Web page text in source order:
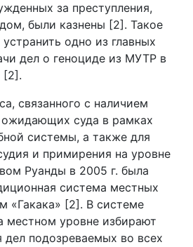
за преступления,
были казнены [2]. Такое
одно из главных
дел о геноциде из МУТР в
[2].
связанного с наличием
суда в рамках
системы, а также для
и примирения на уровне
Руанды в 2005 г. была
система местных
«Гакака» [2]. В системе
местном уровне избирают
дел подозреваемых во всех